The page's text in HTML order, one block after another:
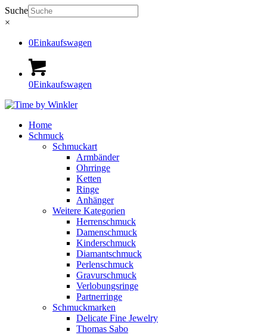
Suche
×
0Einkaufswagen
0Einkaufswagen
Home
Schmuck
Schmuckart
Armbänder
Ohrringe
Ketten
Ringe
Anhänger
Weitere Kategorien
Herrenschmuck
Damenschmuck
Kinderschmuck
Diamantschmuck
Perlenschmuck
Gravurschmuck
Verlobungsringe
Partnerringe
Schmuckmarken
Delicate Fine Jewelry
Thomas Sabo